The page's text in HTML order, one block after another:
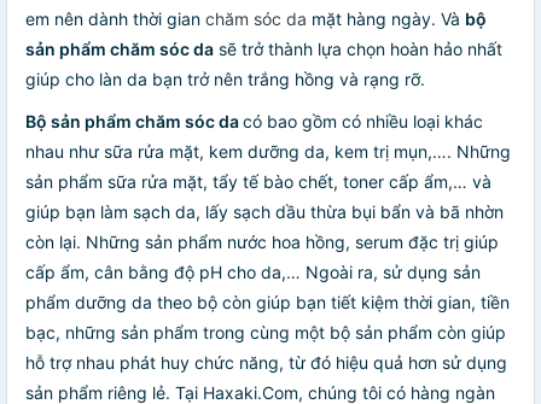
em nên dành thời gian chăm sóc da mặt hàng ngày. Và bộ
sản phẩm chăm sóc da sẽ trở thành lựa chọn hoàn hảo nhất
giúp cho làn da bạn trở nên trắng hồng và rạng rỡ.
Bộ sản phẩm chăm sóc dacó bao gồm có nhiều loại khác
nhau như sữa rửa mặt, kem dưỡng da, kem trị mụn,…. Những
sản phẩm sữa rửa mặt, tẩy tế bào chết, toner cấp ẩm,… và
giúp bạn làm sạch da, lấy sạch dầu thừa bụi bẩn và bã nhờn
còn lại. Những sản phẩm nước hoa hồng, serum đặc trị giúp
cấp ẩm, cân bằng độ pH cho da,… Ngoài ra, sử dụng sản
phẩm dưỡng da theo bộ còn giúp bạn tiết kiệm thời gian, tiền
bạc, những sản phẩm trong cùng một bộ sản phẩm còn giúp
hỗ trợ nhau phát huy chức năng, từ đó hiệu quả hơn sử dụng
sản phẩm riêng lẻ. Tại Haxaki.Com, chúng tôi có hàng ngàn